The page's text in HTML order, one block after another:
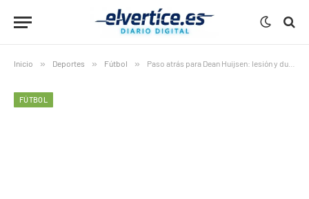
Inicio » Deportes » Fútbol » Paso atrás para Dean Huijsen: lesión y dudas ante Benfica complican su temporada
FÚTBOL